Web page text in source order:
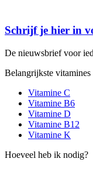
Schrijf je hier in
De nieuwsbrief voor
Belangrijkste vitamines
Vitamine C
Vitamine B6
Vitamine D
Vitamine B12
Vitamine K
Hoeveel heb ik nodig?